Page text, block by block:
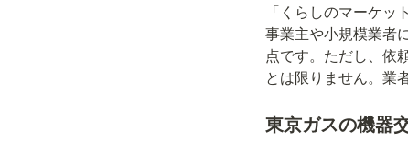
「くらしのマーケ
事業主や小規模業者
点です。ただし、依
とは限りません。業
東京ガスの機器